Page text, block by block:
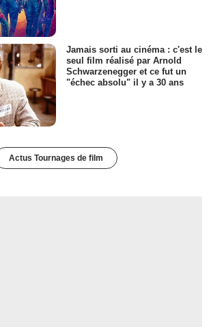
Jamais sorti au cinéma : c'est le
seul film réalisé par Arnold
Schwarzenegger et ce fut un
"échec absolu" il y a 30 ans
Actus Tournages de film